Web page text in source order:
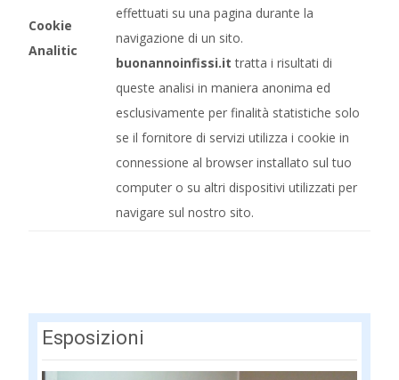
Cookie
Analitic
effettuati su una pagina durante la
navigazione di un sito.
buonannoinfissi.it tratta i risultati di
queste analisi in maniera anonima ed
esclusivamente per finalità statistiche solo
se il fornitore di servizi utilizza i cookie in
connessione al browser installato sul tuo
computer o su altri dispositivi utilizzati per
navigare sul nostro sito.
Esposizioni